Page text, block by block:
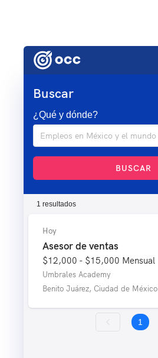
Buscar
¿Qué y dónde?
BUSCAR
1 resultados
Hoy
Asesor de ventas
$12,000 - $15,000 Mensual
Umbrales Academy
Benito Juárez, Ciudad de México
1